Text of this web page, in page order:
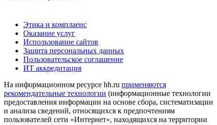
Этика и комплаенс
Оказание услуг
Использование сайтов
Защита персональных данных
Пользовательское соглашение
ИТ аккредитация
На информационном ресурсе hh.ru применяются
рекомендательные технологии (информационные технологии
предоставления информации на основе сбора, систематизации
и анализа сведений, относящихся к предпочтениям
пользователей сети «Интернет», находящихся на территории